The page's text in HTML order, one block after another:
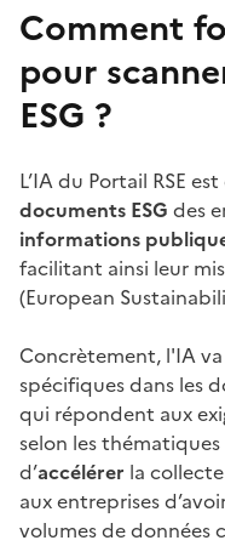
Comment
pour
ESG ?
L’IA du Portail RSE
documents ESG des
informations
facilitant ainsi leur
(European
Concrètement, l'IA va
spécifiques dans les
qui répondent aux
selon les
d’accélérer la
aux entreprises
volumes de données